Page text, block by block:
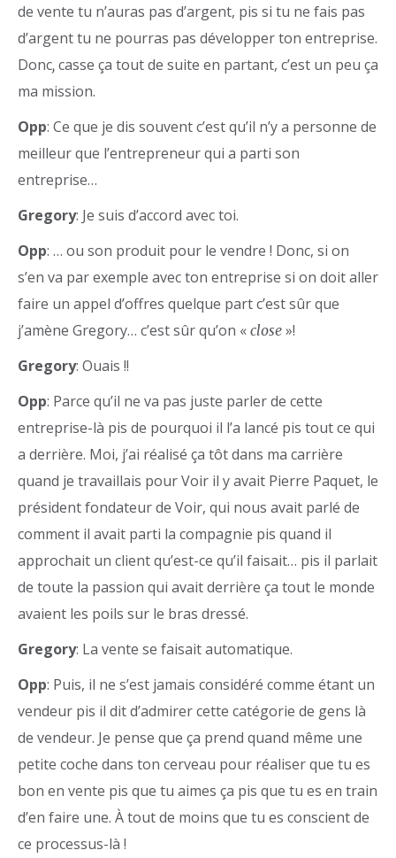
de vente tu n’auras pas d’argent, pis si tu ne fais pas
d’argent tu ne pourras pas développer ton entreprise.
Donc, casse ça tout de suite en partant, c’est un peu ça
ma mission.
Opp: Ce que je dis souvent c’est qu’il n’y a personne de
meilleur que l’entrepreneur qui a parti son
entreprise…
Gregory: Je suis d’accord avec toi.
Opp: … ou son produit pour le vendre ! Donc, si on
s’en va par exemple avec ton entreprise si on doit aller
faire un appel d’offres quelque part c’est sûr que
j’amène Gregory… c’est sûr qu’on « close »!
Gregory: Ouais !!
Opp: Parce qu’il ne va pas juste parler de cette
entreprise-là pis de pourquoi il l’a lancé pis tout ce qui
a derrière. Moi, j’ai réalisé ça tôt dans ma carrière
quand je travaillais pour Voir il y avait Pierre Paquet, le
président fondateur de Voir, qui nous avait parlé de
comment il avait parti la compagnie pis quand il
approchait un client qu’est-ce qu’il faisait… pis il parlait
de toute la passion qui avait derrière ça tout le monde
avaient les poils sur le bras dressé.
Gregory: La vente se faisait automatique.
Opp: Puis, il ne s’est jamais considéré comme étant un
vendeur pis il dit d’admirer cette catégorie de gens là
de vendeur. Je pense que ça prend quand même une
petite coche dans ton cerveau pour réaliser que tu es
bon en vente pis que tu aimes ça pis que tu es en train
d’en faire une. À tout de moins que tu es conscient de
ce processus-là !